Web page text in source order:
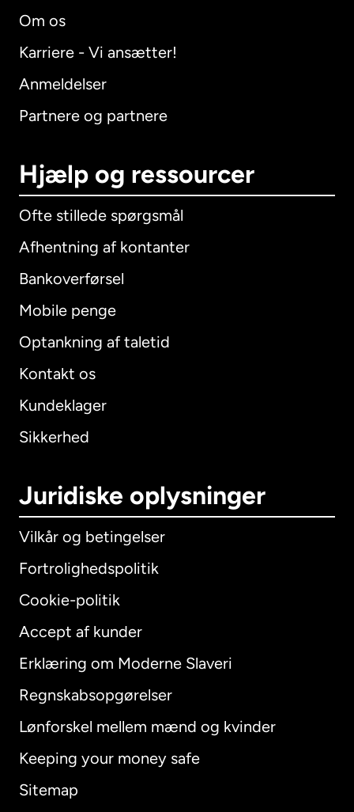
Om os
Karriere - Vi ansætter!
Anmeldelser
Partnere og partnere
Hjælp og ressourcer
Ofte stillede spørgsmål
Afhentning af kontanter
Bankoverførsel
Mobile penge
Optankning af taletid
Kontakt os
Kundeklager
Sikkerhed
Juridiske oplysninger
Vilkår og betingelser
Fortrolighedspolitik
Cookie-politik
Accept af kunder
Erklæring om Moderne Slaveri
Regnskabsopgørelser
Lønforskel mellem mænd og kvinder
Keeping your money safe
Sitemap
International English
Australien